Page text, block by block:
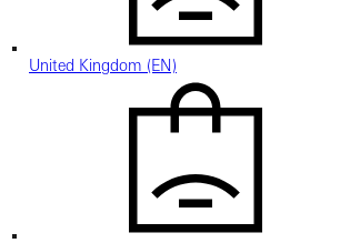
United Kingdom (EN)